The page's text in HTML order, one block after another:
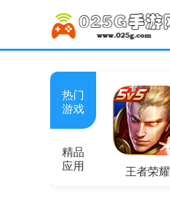
热门
游戏
精品
应用
王者荣耀